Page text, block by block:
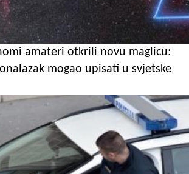
amateri otkrili novu maglicu:
mogao upisati u svjetske